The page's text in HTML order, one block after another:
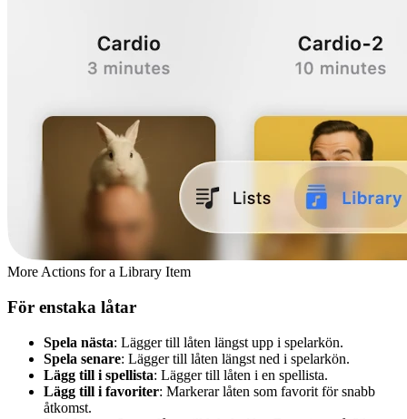
More Actions for a Library Item
För enstaka låtar
Spela nästa: Lägger till låten längst upp i spelarkön.
Spela senare: Lägger till låten längst ned i spelarkön.
Lägg till i spellista: Lägger till låten i en spellista.
Lägg till i favoriter: Markerar låten som favorit för snabb
åtkomst.